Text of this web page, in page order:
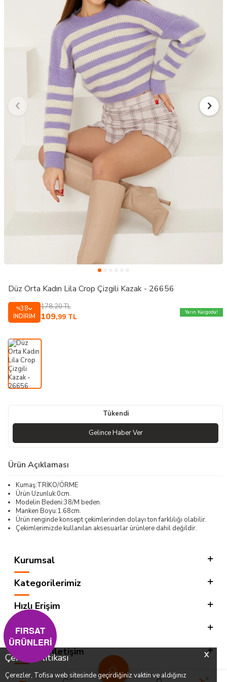
X
Çerez Politikası
Çerezler, Tofisa web sitesinde geçirdiğiniz vaktin ve aldığınız
0 0
Düz Orta Kadın Lila Crop Çizgili Kazak - 26656
%38
İNDIRIM
178,20TL
109,99 TL
Yarın Kargoda!
Tükendi
Gelince Haber Ver
Ürün Açıklaması
Kumaş:TRİKO/ÖRME
Ürün Uzunluk:0cm.
Modelin Bedeni:38/M beden.
Manken Boyu:1.68cm.
Ürün renginde konsept çekimlerinden dolayı ton farklılığı olabilir.
Çekimlerimizde kullanılan aksesuarlar ürünlere dahil değildir.
Kurumsal
Kategorilerimiz
Hızlı Erişim
Sosyal
Adres & İletişim
FIRSAT
ÜRÜNLERİ